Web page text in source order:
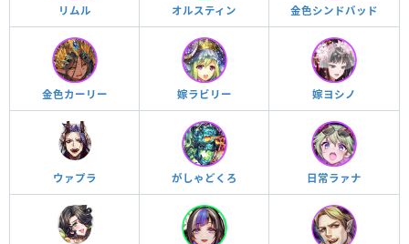
リムル オルスティン 金色シンドバッド
金色カーリー 嫁ラビリー 嫁ヨシノ
ウァプラ がしゃどくろ 日常ラァナ